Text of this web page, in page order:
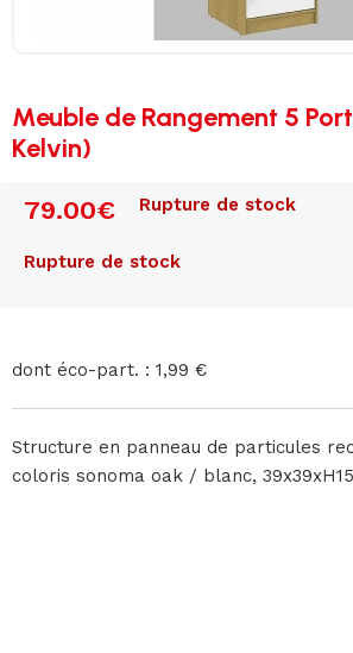
Meuble de Rangement 5
Kelvin)
79.00€ Rupture de stock
Rupture de stock
dont éco-part. : 1,99 €
Structure en panneau de particules
coloris sonoma oak / blanc,